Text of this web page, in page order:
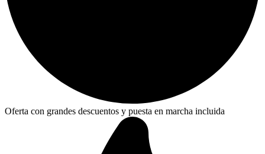
Oferta con grandes descuentos y puesta en marcha incluida